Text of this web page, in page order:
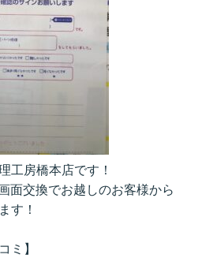
工房橋本店です！
面交換でお越しのお客様から
す！
ミ】